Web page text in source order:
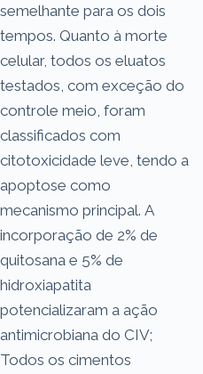
semelhante para os dois
tempos. Quanto à morte
celular, todos os eluatos
testados, com exceção do
controle meio, foram
classificados com
citotoxicidade leve, tendo a
apoptose como
mecanismo principal. A
incorporação de 2% de
quitosana e 5% de
hidroxiapatita
potencializaram a ação
antimicrobiana do CIV;
Todos os cimentos